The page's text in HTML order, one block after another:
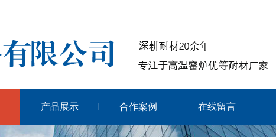
产品展示 合作案例 在线留言